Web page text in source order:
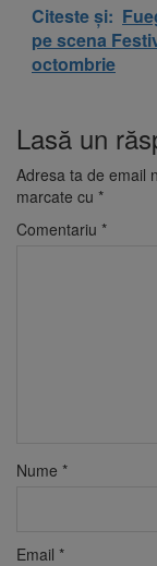
Citeste și:
pe scena
octombrie
Lasă un
Adresa ta de email
marcate cu *
Comentariu *
Nume *
Email *